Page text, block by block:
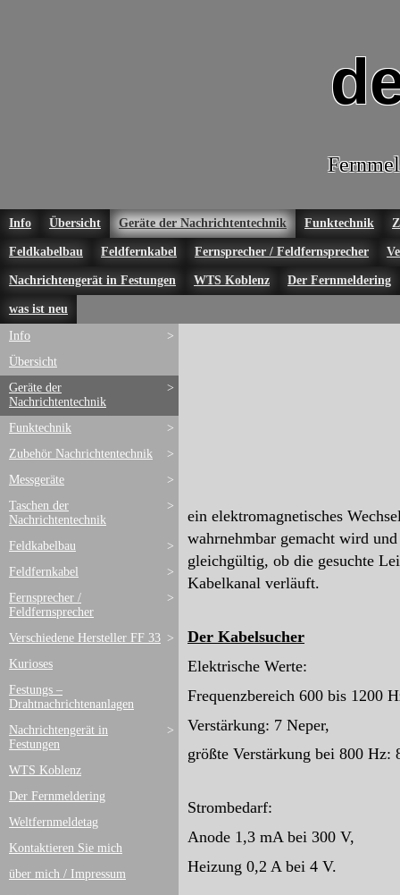
Info Übersicht Geräte der Nachrichtentechnik Funktechnik
Feldkabelbau Feldfernkabel Fernsprecher / Feldfernsprecher
Nachrichtengerät in Festungen WTS Koblenz Der Fernmeldering
was ist neu
>
Info
Übersicht
>
Geräte der
Nachrichtentechnik
>
Funktechnik
>
Zubehör Nachrichtentechnik
>
Messgeräte
>
Taschen der
Nachrichtentechnik
>
Feldkabelbau
>
Feldfernkabel
>
Fernsprecher /
Feldfernsprecher
>
Verschiedene Hersteller FF 33
Kurioses
Festungs –
Drahtnachrichtenanlagen
>
Nachrichtengerät in
Festungen
WTS Koblenz
Der Fernmeldering
Weltfernmeldetag
Kontaktieren Sie mich
über mich / Impressum
ein elektromagnetisches
wahrnehmbar gemacht wird
gleichgültig, ob die gesuchte
Kabelkanal verläuft.
Der Kabelsucher
Elektrische Werte:
Frequenzbereich 600 bis 1200
Verstärkung: 7 Neper,
größte Verstärkung bei 800 Hz:
Strombedarf:
Anode 1,3 mA bei 300 V,
Heizung 0,2 A bei 4 V.